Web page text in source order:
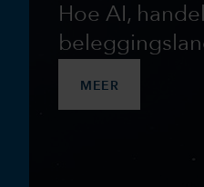
Hoe AI,
MEER